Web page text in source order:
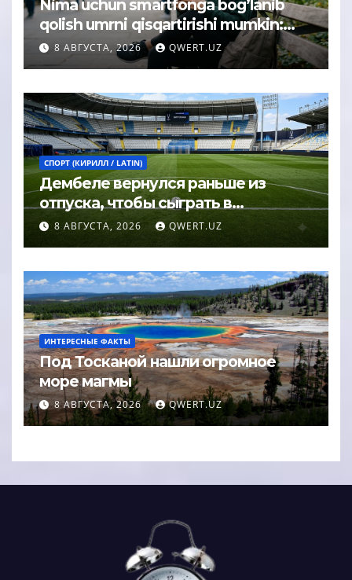
Nima uchun smartfonga bog’lanib
qolish umrni qisqartirishi mumkin:
psixolog javobi
8 АВГУСТА, 2026 QWERT.UZ
СПОРТ (КИРИЛЛ / LATIN)
Дембеле вернулся раньше из
отпуска, чтобы сыграть в
Суперкубке УЕФА
8 АВГУСТА, 2026 QWERT.UZ
ИНТЕРЕСНЫЕ ФАКТЫ
Под Тосканой нашли огромное
море магмы
8 АВГУСТА, 2026 QWERT.UZ